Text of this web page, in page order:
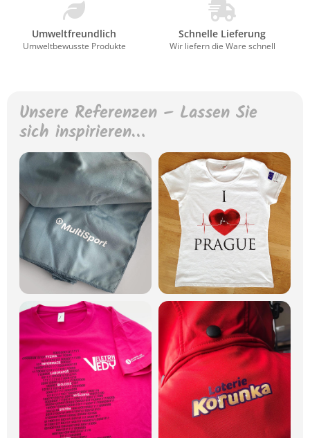
Umweltfreundlich
Umweltbewusste Produkte
Schnelle Lieferung
Wir liefern die Ware schnell
Unsere Referenzen – Lassen Sie
sich inspirieren…